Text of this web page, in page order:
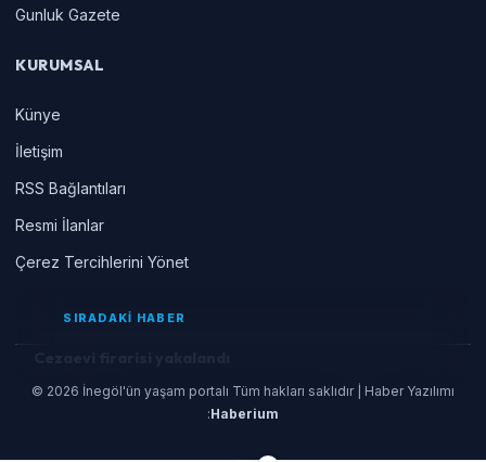
Gunluk Gazete
KURUMSAL
Künye
İletişim
RSS Bağlantıları
Resmi İlanlar
Çerez Tercihlerini Yönet
© 2026 İnegöl'ün yaşam portalı Tüm hakları saklıdır | Haber Yazılımı
:Haberium
SIRADAKİ HABER